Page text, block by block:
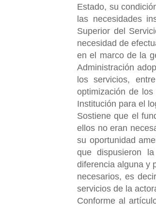
Estado, su
las necesidades
Superior del
necesidad de
en el marco de la
Administración
los servicios,
optimización de
Institución para el
Sostiene que el
ellos no eran
su oportunidad
que dispusieron
diferencia alguna y
necesarios, es
servicios de la
Conforme al